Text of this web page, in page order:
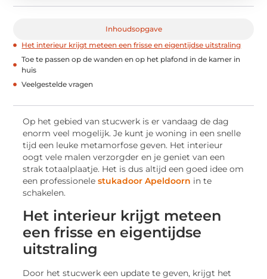
Inhoudsopgave
Het interieur krijgt meteen een frisse en eigentijdse uitstraling
Toe te passen op de wanden en op het plafond in de kamer in
huis
Veelgestelde vragen
Op het gebied van stucwerk is er vandaag de dag
enorm veel mogelijk. Je kunt je woning in een snelle
tijd een leuke metamorfose geven. Het interieur
oogt vele malen verzorgder en je geniet van een
strak totaalplaatje. Het is dus altijd een goed idee om
een professionelestukadoor Apeldoorn in te
schakelen.
Het interieur krijgt meteen
een frisse en eigentijdse
uitstraling
Door het stucwerk een update te geven, krijgt het